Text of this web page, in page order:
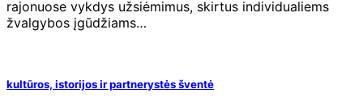
rajonuose vykdys užsiėmimus, skirtus individualiems
žvalgybos įgūdžiams…
kultūros, istorijos ir partnerystės šventė